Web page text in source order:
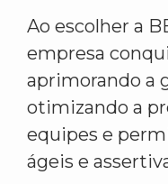
Ao escolher a
empresa
aprimorando a
otimizando a
equipes e
ágeis e